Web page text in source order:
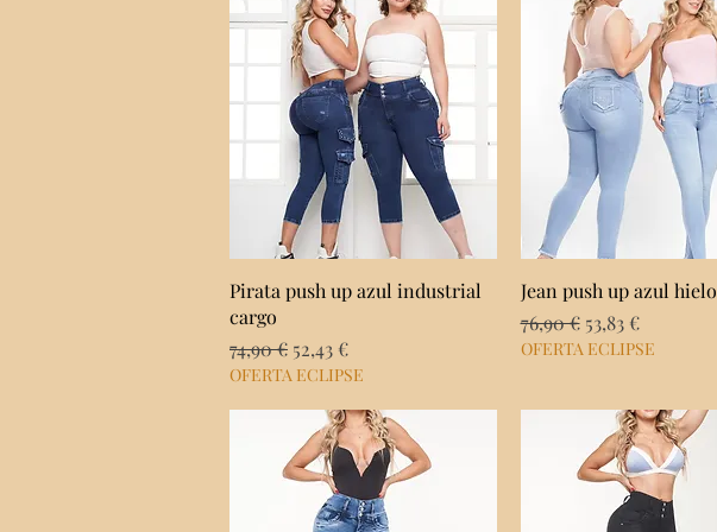
Vista rápida
Pirata push up azul industrial
cargo
Precio
74,90 € Precio de oferta
52,43 €
OFERTA ECLIPSE
Vista rápida
Jean push up azul hielo
Precio
76,90 € Precio de oferta
53,83 €
OFERTA ECLIPSE